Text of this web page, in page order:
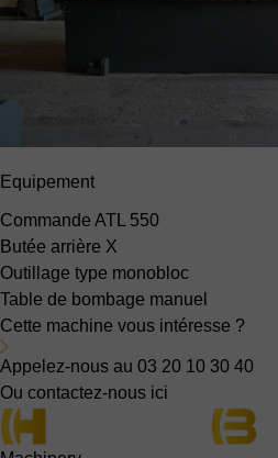
Equipement
Commande ATL 550
Butée arrière X
Outillage type monobloc
Table de bombage manuel
Cette machine vous intéresse ?
Appelez-nous au 03 20 10 30 40
Ou contactez-nous ici